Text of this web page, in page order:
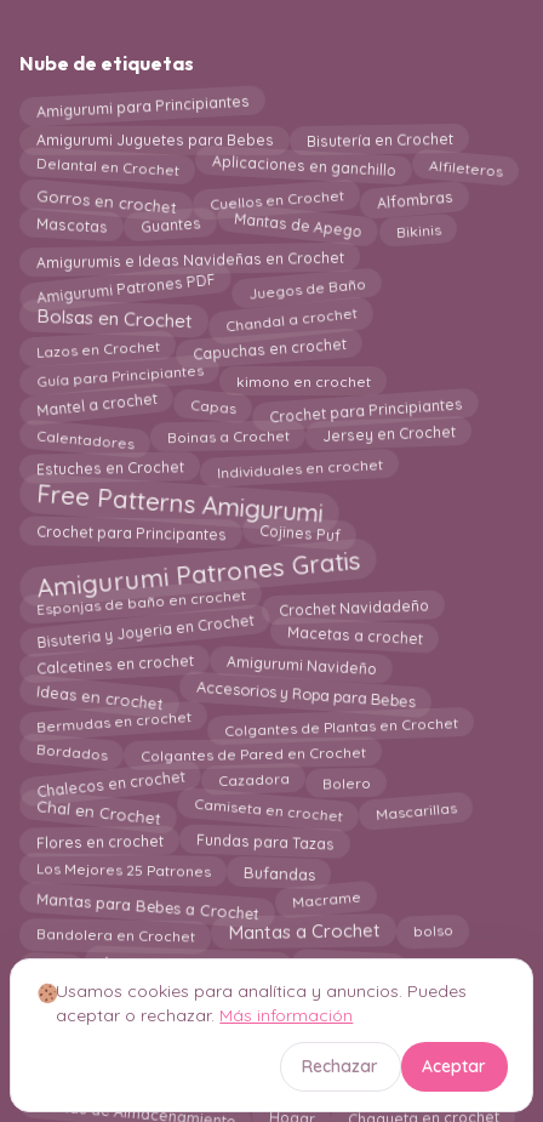
Nube de etiquetas
Amigurumi para Principiantes
Amigurumi Juguetes para Bebes Bisutería en Crochet
Delantal en Crochet Aplicaciones en ganchillo Alfileteros
Gorros en crochet Cuellos en Crochet Alfombras
Mascotas Guantes Mantas de Apego Bikinis
Amigurumis e Ideas Navideñas en Crochet
Amigurumi Patrones PDF Juegos de Baño
Bolsas en Crochet Chandal a crochet
Lazos en Crochet Capuchas en crochet
Guía para Principiantes kimono en crochet
Mantel a crochet Capas Crochet para Principiantes
Calentadores Boinas a Crochet Jersey en Crochet
Estuches en Crochet Individuales en crochet
Free Patterns Amigurumi
Crochet para Principantes Cojines Puf
Amigurumi Patrones Gratis
Esponjas de baño en crochet Crochet Navidadeño
Bisuteria y Joyeria en Crochet Macetas a crochet
Calcetines en crochet Amigurumi Navideño
Ideas en crochet Accesorios y Ropa para Bebes
Bermudas en crochet Colgantes de Plantas en Crochet
Bordados Colgantes de Pared en Crochet
Chalecos en crochet Cazadora Bolero
Chal en Crochet Camiseta en crochet Mascarillas
Flores en crochet Fundas para Tazas
Los Mejores 25 Patrones Bufandas
Mantas para Bebes a Crochet Macrame
Bandolera en Crochet Mantas a Crochet bolso
blog
Corazones a Crochet Jumper en Crochet
Faldas en Crochet Marcapaginas Grannys Square
Caminos y Centros de Mesa
Decoración en Crochet
Hogar
Usamos cookies para analítica y anuncios. Puedes
aceptar o rechazar. Más información
Rechazar Aceptar